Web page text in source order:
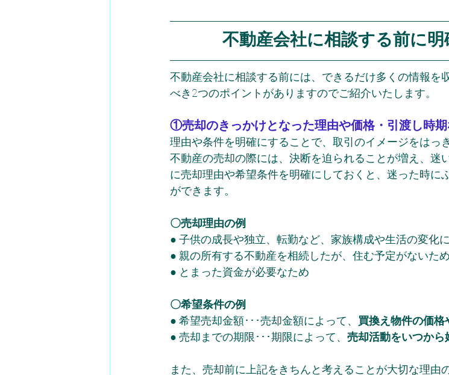
不動産会社に相談する前に
不動産会社に相談する前には、できるだけ多くの情報を
べき2つのポイントがありますのでご紹介いたします。
①売却のきっかけとなった理由や価格・引渡し時
理由や条件を明確にすることで、取引のイメージをはっ
不動産の売却の際には、決断を迫られることが増え、迷
に売却理由や希望条件を明確にしておくと、迷った時に
ができます。
〇売却理由の例
● 子供の成長や独立、転勤など、家族構成や生活の変化
● 親の所有する不動産を相続したが、住む予定がないため
● とまった資金が必要なため
〇希望条件の例
● 希望売却金額･･･売却金額によって、 買換え物件の価格
● 売却までの期限･･･期限によって、 売却活動をいつから
また、売却前に上記をきちんと考えることが大切な理由